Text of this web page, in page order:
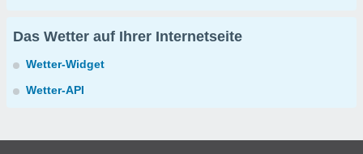
Das Wetter auf Ihrer Internetseite
Wetter-Widget
Wetter-API